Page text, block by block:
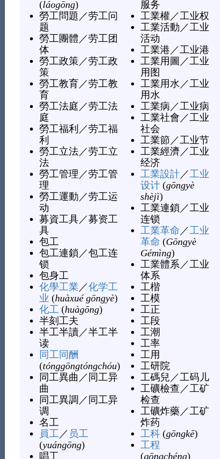
(láogōng)
勞工問題 ／劳工问
题
勞工團體 ／劳工团
体
勞工政策 ／劳工政
策
勞工教育／劳工教
育
勞工法庭 ／劳工法
庭
勞工福利 ／劳工福
利
勞工立法／劳工立
法
勞工管理 ／劳工管
理
勞工運動 ／劳工运
动
募資工具／募资工
具
包工
包工連鎖 ／包工连
锁
包身工
化學工業 ／化学工
业 (huàxué gōngyè)
化工 (huàgōng)
半刻工夫
半工半讀／半工半
读
同工同酬
(tónggōngtóngchóu)
同工異曲 ／ 同工异
曲
同工異調 ／ 同工异
调
名工
員工 ／ 员工
(yuángōng)
唱工
服务
工業權 ／工业权
工業活動 ／工业
活动
工業港 ／工业港
工業用圖 ／工业
用图
工業用水 ／工业
用水
工業病 ／工业病
工業社會 ／工业
社会
工業節 ／工业节
工業經濟 ／工业
经济
工業設計／工业
设计(gōngyè
shèjì)
工業連鎖 ／工业
连锁
工業革命 ／工业
革命 (Gōngyè
Gémìng)
工業體系 ／工业
体系
工楷
工模
工正
工段
工潮
工率
工用
工研院
工碼兒 ／工码儿
工礦檢查 ／工矿
检查
工礦炸藥／工矿
炸药
工科(gōngkē)
工程
(gōngchéng)